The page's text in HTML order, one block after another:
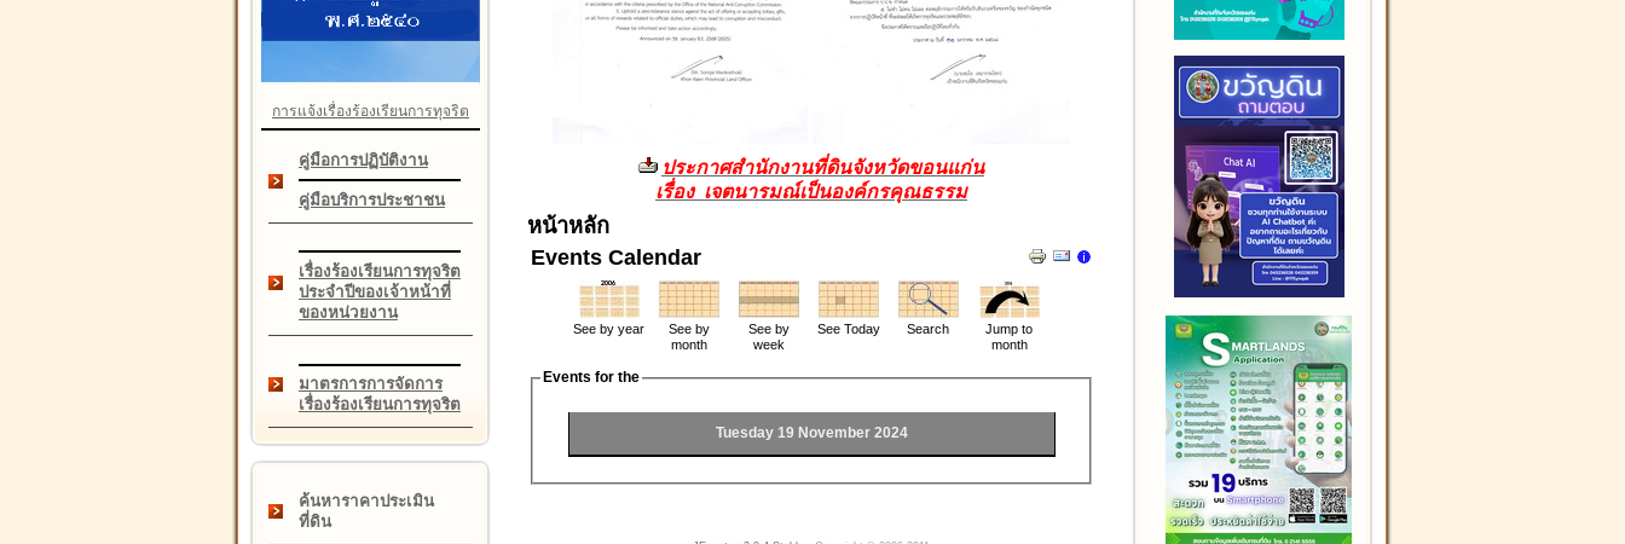
การแจ้งเรื่องร้องเรียนการทุจริต
คู่มือการปฏิบัติงาน
คู่มือบริการประชาชน
เรื่องร้องเรียนการทุจริต
ประจำปีของเจ้าหน้าที่
ของหน่วยงาน
มาตรการการจัดการ
เรื่องร้องเรียนการทุจริต
ค้นหาราคาประเมิน
ที่ดิน
ประกาศสำนักงานที่ดินจังหวัดขอนแก่น
เรื่อง เจตนารมณ์เป็นองค์กรคุณธรรม
หน้าหลัก
Events Calendar
See by year
See by
month
See by
week
See Today Search
Jump to
month
Events for the
Tuesday 19 November 2024